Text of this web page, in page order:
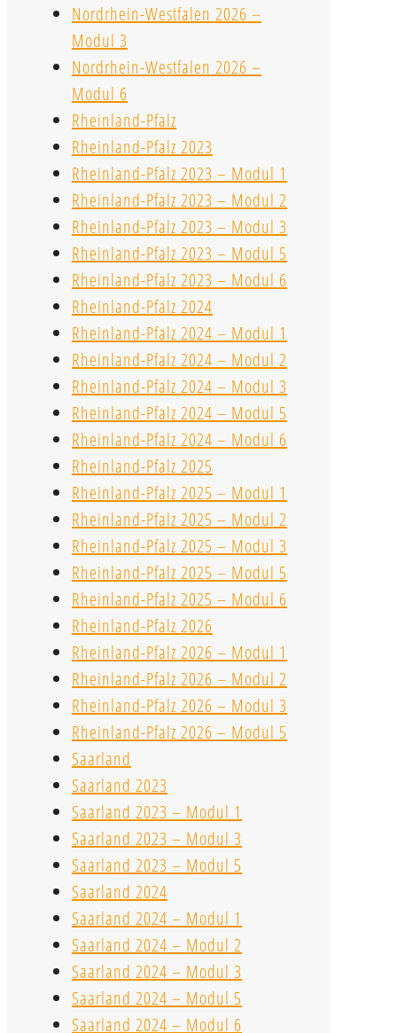
Nordrhein-Westfalen 2026 –
Modul 3
Nordrhein-Westfalen 2026 –
Modul 6
Rheinland-Pfalz
Rheinland-Pfalz 2023
Rheinland-Pfalz 2023 – Modul 1
Rheinland-Pfalz 2023 – Modul 2
Rheinland-Pfalz 2023 – Modul 3
Rheinland-Pfalz 2023 – Modul 5
Rheinland-Pfalz 2023 – Modul 6
Rheinland-Pfalz 2024
Rheinland-Pfalz 2024 – Modul 1
Rheinland-Pfalz 2024 – Modul 2
Rheinland-Pfalz 2024 – Modul 3
Rheinland-Pfalz 2024 – Modul 5
Rheinland-Pfalz 2024 – Modul 6
Rheinland-Pfalz 2025
Rheinland-Pfalz 2025 – Modul 1
Rheinland-Pfalz 2025 – Modul 2
Rheinland-Pfalz 2025 – Modul 3
Rheinland-Pfalz 2025 – Modul 5
Rheinland-Pfalz 2025 – Modul 6
Rheinland-Pfalz 2026
Rheinland-Pfalz 2026 – Modul 1
Rheinland-Pfalz 2026 – Modul 2
Rheinland-Pfalz 2026 – Modul 3
Rheinland-Pfalz 2026 – Modul 5
Saarland
Saarland 2023
Saarland 2023 – Modul 1
Saarland 2023 – Modul 3
Saarland 2023 – Modul 5
Saarland 2024
Saarland 2024 – Modul 1
Saarland 2024 – Modul 2
Saarland 2024 – Modul 3
Saarland 2024 – Modul 5
Saarland 2024 – Modul 6